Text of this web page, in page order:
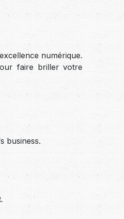
numérique.
faire briller votre
business.